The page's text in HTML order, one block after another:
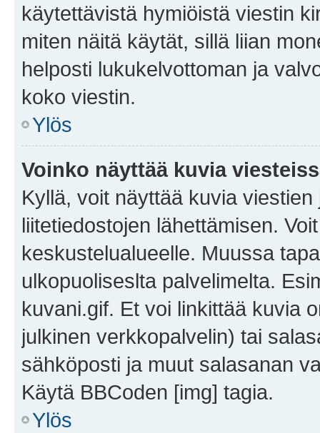
käytettävistä hymiöistä viestin
miten näitä käytät, sillä liian
helposti lukukelvottoman ja
koko viestin.
Ylös
Voinko näyttää kuvia
Kyllä, voit näyttää kuvia
liitetiedostojen lähettämisen.
keskustelualueelle. Muussa
ulkopuoliseslta palvelimelta.
kuvani.gif. Et voi linkittää kuvia
julkinen verkkopalvelin) tai
sähköposti ja muut salasanan
Käytä BBCoden [img] tagia.
Ylös